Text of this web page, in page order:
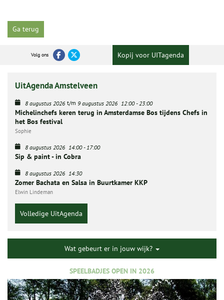
Ga terug
Volg ons Kopij voor UITagenda
UitAgenda Amstelveen
8 augustus 2026 t/m 9 augustus 2026 12:00-23:00
Michelinchefs keren terug in Amsterdamse Bos tijdens Chefs in
het Bos festival
Sophie
8 augustus 2026 14:00-17:00
Sip & paint - in Cobra
8 augustus 2026 14:30
Zomer Bachata en Salsa in Buurtkamer KKP
Elwin Lindeman
Volledige UitAgenda
Wat gebeurt er in jouw wijk?
SPEELBADJES OPEN IN 2026